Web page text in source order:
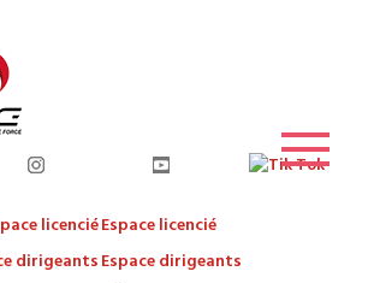
Espace licencié
Espace dirigeants